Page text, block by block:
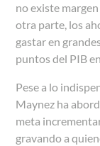
no existe
otra parte, los
gastar en
puntos del PIB
Pese a lo
Maynez ha
meta
gravando a